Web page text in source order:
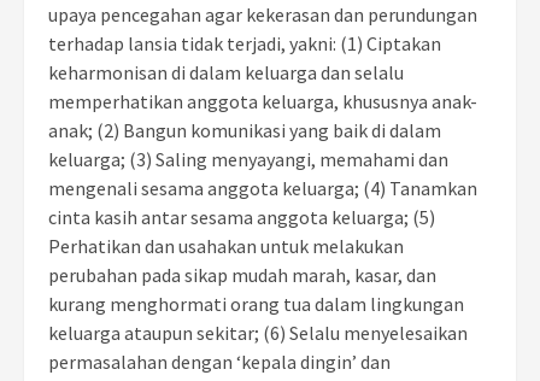
upaya pencegahan agar kekerasan dan perundungan
terhadap lansia tidak terjadi, yakni: (1) Ciptakan
keharmonisan di dalam keluarga dan selalu
memperhatikan anggota keluarga, khususnya anak-
anak; (2) Bangun komunikasi yang baik di dalam
keluarga; (3) Saling menyayangi, memahami dan
mengenali sesama anggota keluarga; (4) Tanamkan
cinta kasih antar sesama anggota keluarga; (5)
Perhatikan dan usahakan untuk melakukan
perubahan pada sikap mudah marah, kasar, dan
kurang menghormati orang tua dalam lingkungan
keluarga ataupun sekitar; (6) Selalu menyelesaikan
permasalahan dengan ‘kepala dingin’ dan